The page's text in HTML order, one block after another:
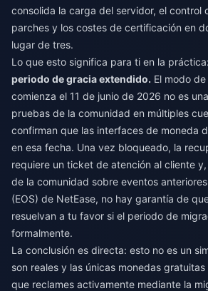
consolida la carga del servidor, el control
parches y los costes de certificación en
lugar de tres.
Lo que esto significa para ti en la práctica:
periodo de gracia extendido. El modo
comienza el 11 de junio de 2026 no es
pruebas de la comunidad en múltiples
confirman que las interfaces de moneda
en esa fecha. Una vez bloqueado, la
requiere un ticket de atención al cliente
de la comunidad sobre eventos
(EOS) de NetEase, no hay garantía de
resuelvan a tu favor si el periodo de
formalmente.
La conclusión es directa: esto no es un
son reales y las únicas monedas
que reclames activamente mediante la